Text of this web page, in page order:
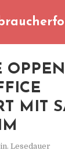
MIT
Lesedauer